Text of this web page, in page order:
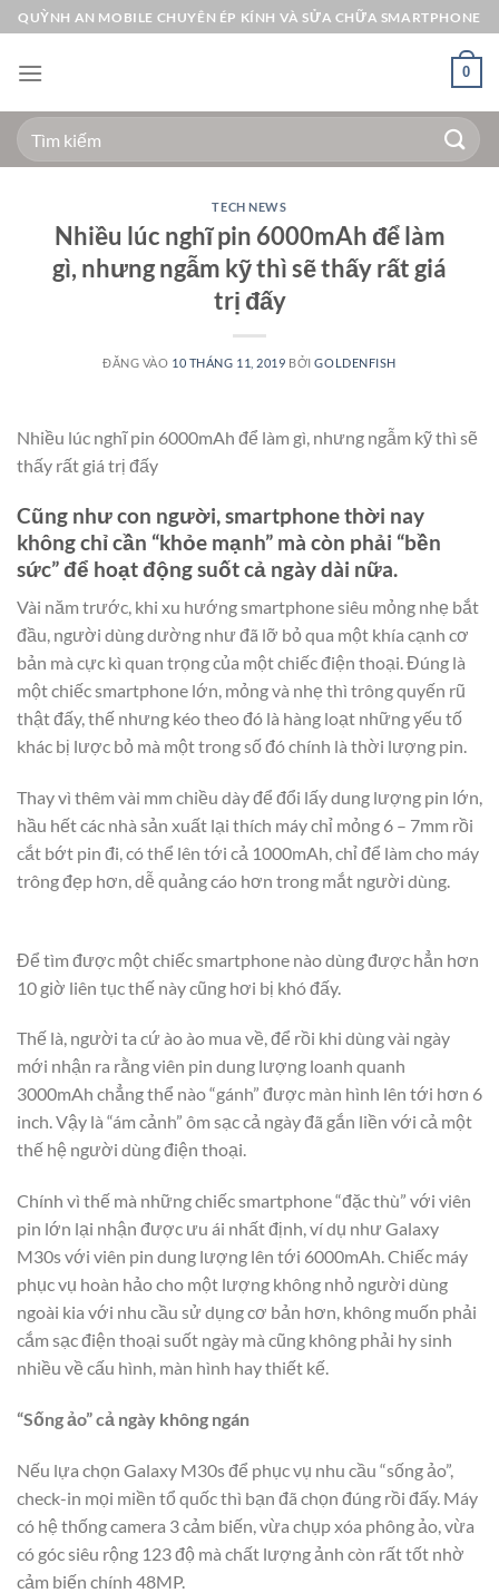
Bỏ
qua
nội
QUỲNH AN MOBILE CHUYÊN ÉP KÍNH VÀ SỬA CHỮA SMARTPHONE
0
Tìm
kiếm:
TECH NEWS
Nhiều lúc nghĩ pin 6000mAh để làm
gì, nhưng ngẫm kỹ thì sẽ thấy rất giá
trị đấy
ĐĂNG VÀO 10 THÁNG 11, 2019 BỞIGOLDENFISH
Nhiều lúc nghĩ pin 6000mAh để làm gì, nhưng ngẫm kỹ thì sẽ
thấy rất giá trị đấy
Cũng như con người, smartphone thời nay
không chỉ cần “khỏe mạnh” mà còn phải “bền
sức” để hoạt động suốt cả ngày dài nữa.
Vài năm trước, khi xu hướng smartphone siêu mỏng nhẹ bắt
đầu, người dùng dường như đã lỡ bỏ qua một khía cạnh cơ
bản mà cực kì quan trọng của một chiếc điện thoại. Đúng là
một chiếc smartphone lớn, mỏng và nhẹ thì trông quyến rũ
thật đấy, thế nhưng kéo theo đó là hàng loạt những yếu tố
khác bị lược bỏ mà một trong số đó chính là thời lượng pin.
Thay vì thêm vài mm chiều dày để đổi lấy dung lượng pin lớn,
hầu hết các nhà sản xuất lại thích máy chỉ mỏng 6 – 7mm rồi
cắt bớt pin đi, có thể lên tới cả 1000mAh, chỉ để làm cho máy
trông đẹp hơn, dễ quảng cáo hơn trong mắt người dùng.
Để tìm được một chiếc smartphone nào dùng được hẳn hơn
10 giờ liên tục thế này cũng hơi bị khó đấy.
Thế là, người ta cứ ào ào mua về, để rồi khi dùng vài ngày
mới nhận ra rằng viên pin dung lượng loanh quanh
3000mAh chẳng thể nào “gánh” được màn hình lên tới hơn 6
inch. Vậy là “ám cảnh” ôm sạc cả ngày đã gắn liền với cả một
thế hệ người dùng điện thoại.
Chính vì thế mà những chiếc smartphone “đặc thù” với viên
pin lớn lại nhận được ưu ái nhất định, ví dụ như Galaxy
M30s với viên pin dung lượng lên tới 6000mAh. Chiếc máy
phục vụ hoàn hảo cho một lượng không nhỏ người dùng
ngoài kia với nhu cầu sử dụng cơ bản hơn, không muốn phải
cắm sạc điện thoại suốt ngày mà cũng không phải hy sinh
nhiều về cấu hình, màn hình hay thiết kế.
“Sống ảo” cả ngày không ngán
Nếu lựa chọn Galaxy M30s để phục vụ nhu cầu “sống ảo”,
check-in mọi miền tổ quốc thì bạn đã chọn đúng rồi đấy. Máy
có hệ thống camera 3 cảm biến, vừa chụp xóa phông ảo, vừa
có góc siêu rộng 123 độ mà chất lượng ảnh còn rất tốt nhờ
cảm biến chính 48MP.